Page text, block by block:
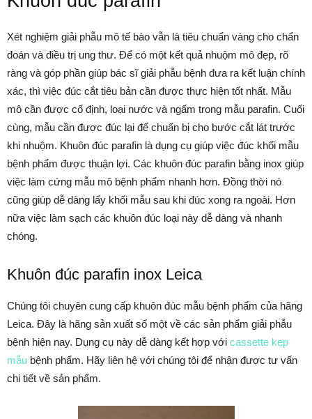
Xét nghiệm giải phẫu mô tế bào vẫn là tiêu chuẩn vàng cho chẩn
đoán và điều trị ung thư. Để có một kết quả nhuộm mô đẹp, rõ
ràng và góp phần giúp bác sĩ giải phẫu bệnh đưa ra kết luận chính
xác, thì việc đúc cắt tiêu bản cần được thực hiện tốt nhất. Mẫu
mô cần được cố định, loại nước và ngấm trong mẫu parafin. Cuối
cùng, mẫu cần được đúc lại để chuẩn bị cho bước cắt lát trước
khi nhuộm. Khuôn đúc parafin là dụng cụ giúp việc đúc khối mẫu
bệnh phẩm được thuận lợi. Các khuôn đúc parafin bằng inox giúp
việc làm cứng mẫu mô bệnh phẩm nhanh hơn. Đồng thời nó
cũng giúp dễ dàng lấy khối mẫu sau khi đúc xong ra ngoài. Hơn
nữa việc làm sạch các khuôn đúc loại này dễ dàng và nhanh
chóng.
Khuôn đúc parafin inox Leica
Chúng tôi chuyên cung cấp khuôn đúc mẫu bệnh phẩm của hãng
Leica. Đây là hãng sản xuất số một về các sản phẩm giải phẫu
bệnh hiện nay. Dụng cụ này dễ dàng kết hợp với cassette kẹp
mẫu bệnh phẩm. Hãy liên hệ với chúng tôi để nhận được tư vấn
chi tiết về sản phẩm.